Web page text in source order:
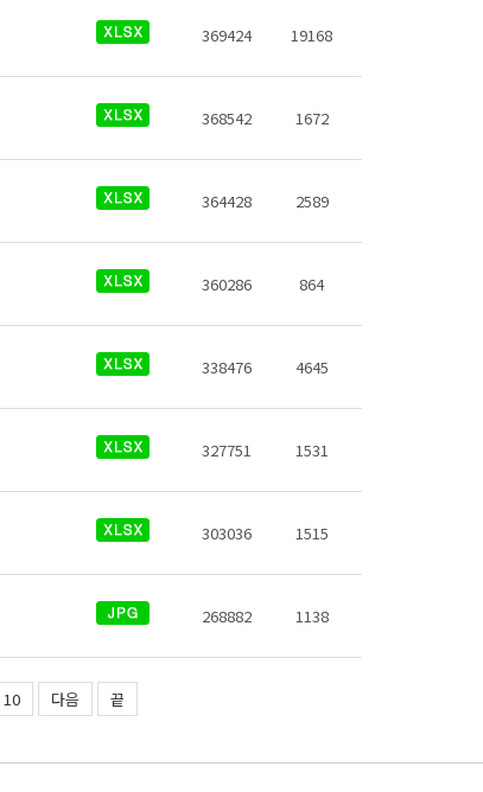
369424 19168
368542 1672
364428 2589
360286 864
338476 4645
327751 1531
303036 1515
268882 1138
10 다음 끝